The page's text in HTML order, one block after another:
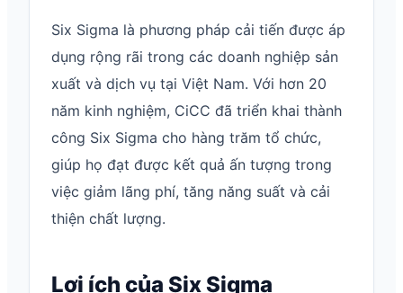
Six Sigma là phương pháp cải tiến được áp
dụng rộng rãi trong các doanh nghiệp sản
xuất và dịch vụ tại Việt Nam. Với hơn 20
năm kinh nghiệm, CiCC đã triển khai thành
công Six Sigma cho hàng trăm tổ chức,
giúp họ đạt được kết quả ấn tượng trong
việc giảm lãng phí, tăng năng suất và cải
thiện chất lượng.
Lợi ích của Six Sigma